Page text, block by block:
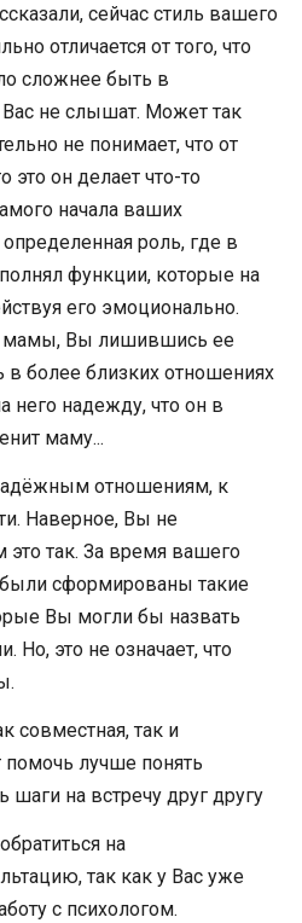
сейчас стиль вашего
отличается от того, что
сложнее быть в
не слышат. Может так
не понимает, что от
это он делает что-то
начала ваших
роль, где в
функции, которые на
его эмоционально.
мамы, Вы лишившись ее
более близких отношениях
него надежду, что он в
маму...
отношениям, к
Наверное, Вы не
это так. За время вашего
сформированы такие
Вы могли бы назвать
Но, это не означает, что
совместная, так и
лучше понять
шаги на встречу друг другу
на
так как у Вас уже
с психологом.